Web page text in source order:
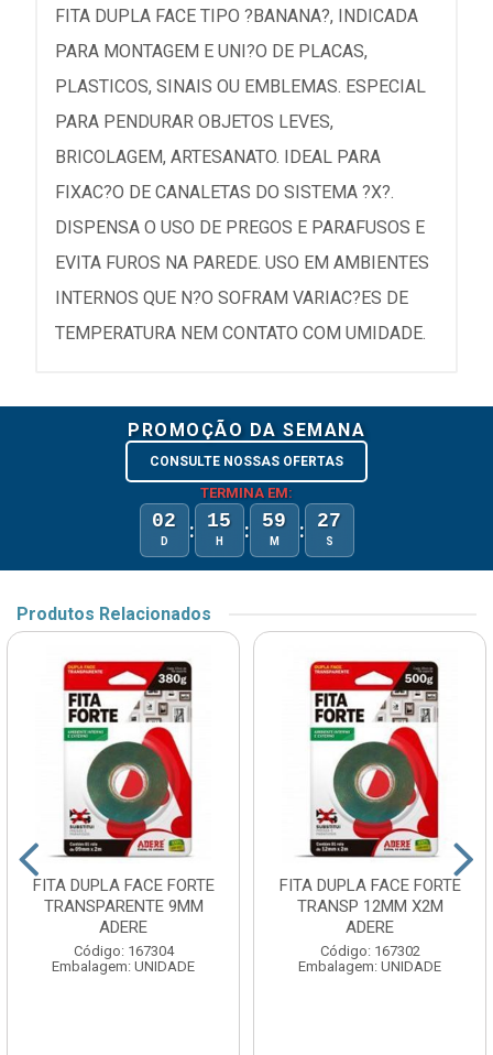
FITA DUPLA FACE TIPO ?BANANA?, INDICADA
PARA MONTAGEM E UNI?O DE PLACAS,
PLASTICOS, SINAIS OU EMBLEMAS. ESPECIAL
PARA PENDURAR OBJETOS LEVES,
BRICOLAGEM, ARTESANATO. IDEAL PARA
FIXAC?O DE CANALETAS DO SISTEMA ?X?.
DISPENSA O USO DE PREGOS E PARAFUSOS E
EVITA FUROS NA PAREDE. USO EM AMBIENTES
INTERNOS QUE N?O SOFRAM VARIAC?ES DE
TEMPERATURA NEM CONTATO COM UMIDADE.
PROMOÇÃO DA SEMANA
CONSULTE NOSSAS OFERTAS
TERMINA EM:
02
D : 15
H : 59
M : 27
S
Produtos Relacionados
FITA DUPLA FACE FORTE
TRANSPARENTE 9MM
ADERE
Código: 167304
Embalagem: UNIDADE
FITA DUPLA FACE FORTE
TRANSP 12MM X2M
ADERE
Código: 167302
Embalagem: UNIDADE